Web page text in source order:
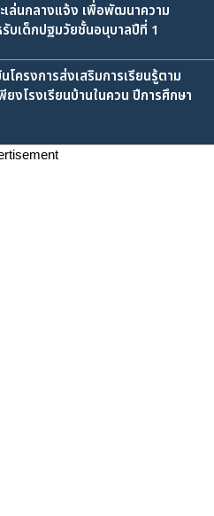
เล่นกลางแจ้ง เพื่อพัฒนาความ
บเด็กปฐมวัยชั้นอนุบาลปีที่ 1
โครงการส่งเสริมการเรียนรู้ตาม
งโรงเรียนบ้านในควน ปีการศึกษา